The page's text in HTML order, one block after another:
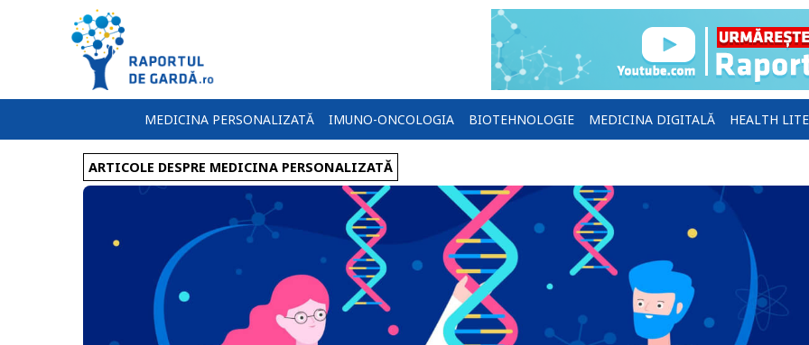
MEDICINA PERSONALIZATĂ IMUNO-ONCOLOGIA BIOTEHNOLOGIE MEDICINA DIGITALĂ HEALTH
ARTICOLE DESPRE MEDICINA PERSONALIZATĂ